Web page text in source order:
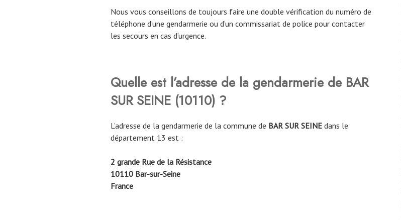
Nous vous conseillons de toujours faire une double vérification du numéro de
téléphone d’une gendarmerie ou d’un commissariat de police pour contacter
les secours en cas d’urgence.
Quelle est l’adresse de la gendarmerie de BAR
SUR SEINE (10110) ?
L’adresse de la gendarmerie de la commune de BAR SUR SEINE dans le
département 13 est :
2 grande Rue de la Résistance
10110 Bar-sur-Seine
France